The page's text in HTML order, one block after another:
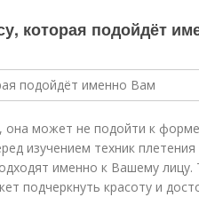
которая подойдёт
она может не подойти к
изучением техник плетения
именно к Вашему лицу.
подчеркнуть красоту и